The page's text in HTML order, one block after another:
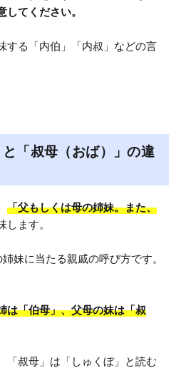
てください。
する「内伯」「内叔」などの言
と「叔母（おば）」の違
「父もしくは母の姉妹。また、
します。
妹に当たる親戚の呼び方です。
は「伯母」、父母の妹は「叔
「叔母」は「しゅくぼ」と読む